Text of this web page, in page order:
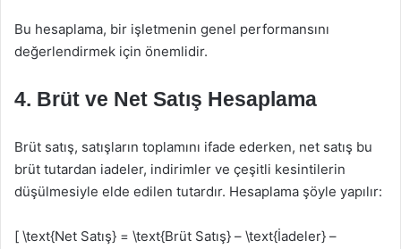
Bu hesaplama, bir işletmenin genel performansını
değerlendirmek için önemlidir.
4. Brüt ve Net Satış Hesaplama
Brüt satış, satışların toplamını ifade ederken, net satış bu
brüt tutardan iadeler, indirimler ve çeşitli kesintilerin
düşülmesiyle elde edilen tutardır. Hesaplama şöyle yapılır:
[ \text{Net Satış} = \text{Brüt Satış} – \text{İadeler} –